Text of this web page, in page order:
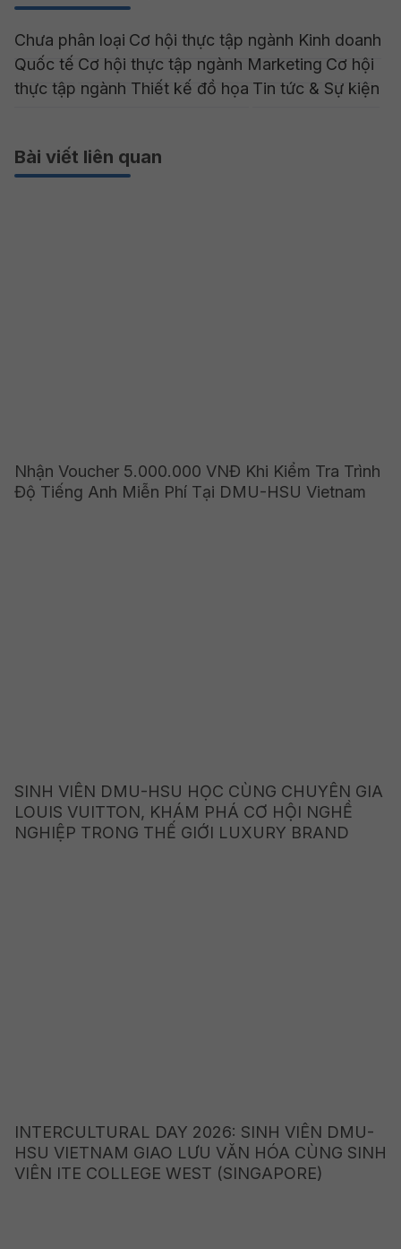
Chưa phân loại Cơ hội thực tập ngành Kinh doanh
Quốc tế Cơ hội thực tập ngành Marketing Cơ hội
thực tập ngành Thiết kế đồ họa Tin tức & Sự kiện
Bài viết liên quan
Nhận Voucher 5.000.000 VNĐ Khi Kiểm Tra Trình
Độ Tiếng Anh Miễn Phí Tại DMU-HSU Vietnam
SINH VIÊN DMU-HSU HỌC CÙNG CHUYÊN GIA
LOUIS VUITTON, KHÁM PHÁ CƠ HỘI NGHỀ
NGHIỆP TRONG THẾ GIỚI LUXURY BRAND
INTERCULTURAL DAY 2026: SINH VIÊN DMU-
HSU VIETNAM GIAO LƯU VĂN HÓA CÙNG SINH
VIÊN ITE COLLEGE WEST (SINGAPORE)